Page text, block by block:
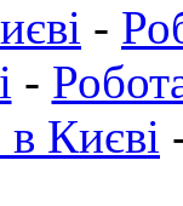
-
-
Києві